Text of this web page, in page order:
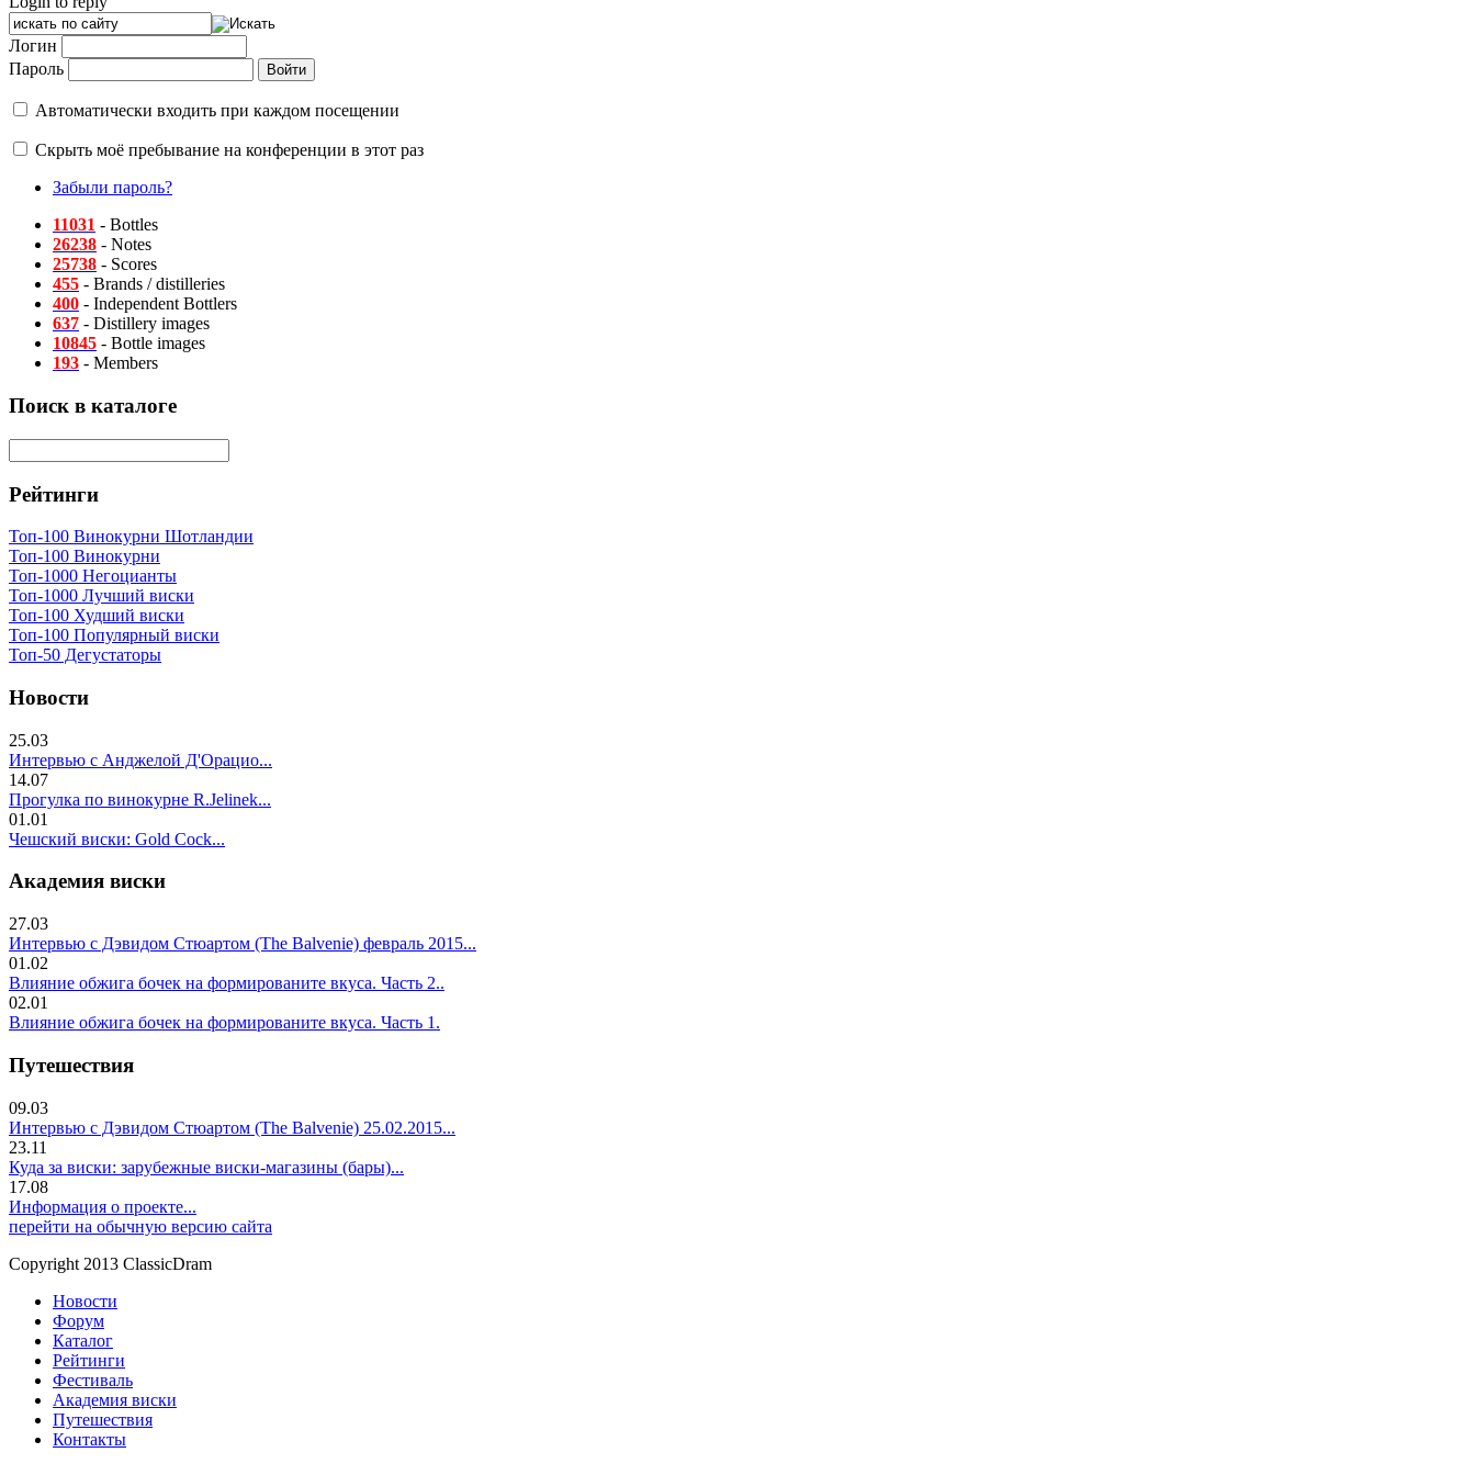
Логин
Пароль
Автоматически входить при каждом посещении
Скрыть моё пребывание на конференции в этот раз
Забыли пароль?
11031 - Bottles
26238 - Notes
25738 - Scores
455 - Brands / distilleries
400 - Independent Bottlers
637 - Distillery images
10845 - Bottle images
193 - Members
Поиск в каталоге
Рейтинги
Топ-100 Винокурни Шотландии
Топ-100 Винокурни
Топ-1000 Негоцианты
Топ-1000 Лучший виски
Топ-100 Худший виски
Топ-100 Популярный виски
Топ-50 Дегустаторы
Новости
25.03
Интервью с Анджелой Д'Орацио...
14.07
Прогулка по винокурне R.Jelinek...
01.01
Чешский виски: Gold Cock...
Академия виски
27.03
Интервью с Дэвидом Стюартом (The Balvenie) февраль 2015...
01.02
Влияние обжига бочек на формированите вкуса. Часть 2..
02.01
Влияние обжига бочек на формированите вкуса. Часть 1.
Путешествия
09.03
Интервью с Дэвидом Стюартом (The Balvenie) 25.02.2015...
23.11
Куда за виски: зарубежные виски-магазины (бары)...
17.08
Информация о проекте...
перейти на обычную версию сайта
Copyright 2013 ClassicDram
Новости
Форум
Каталог
Рейтинги
Фестиваль
Академия виски
Путешествия
Контакты